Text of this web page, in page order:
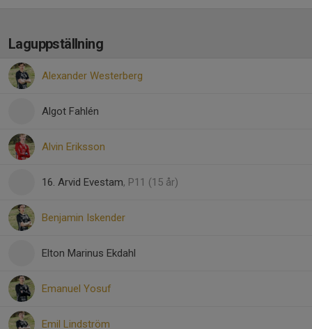
Laguppställning
Alexander Westerberg
Algot Fahlén
Alvin Eriksson
16. Arvid Evestam, P11 (15 år)
Benjamin Iskender
Elton Marinus Ekdahl
Emanuel Yosuf
Emil Lindström